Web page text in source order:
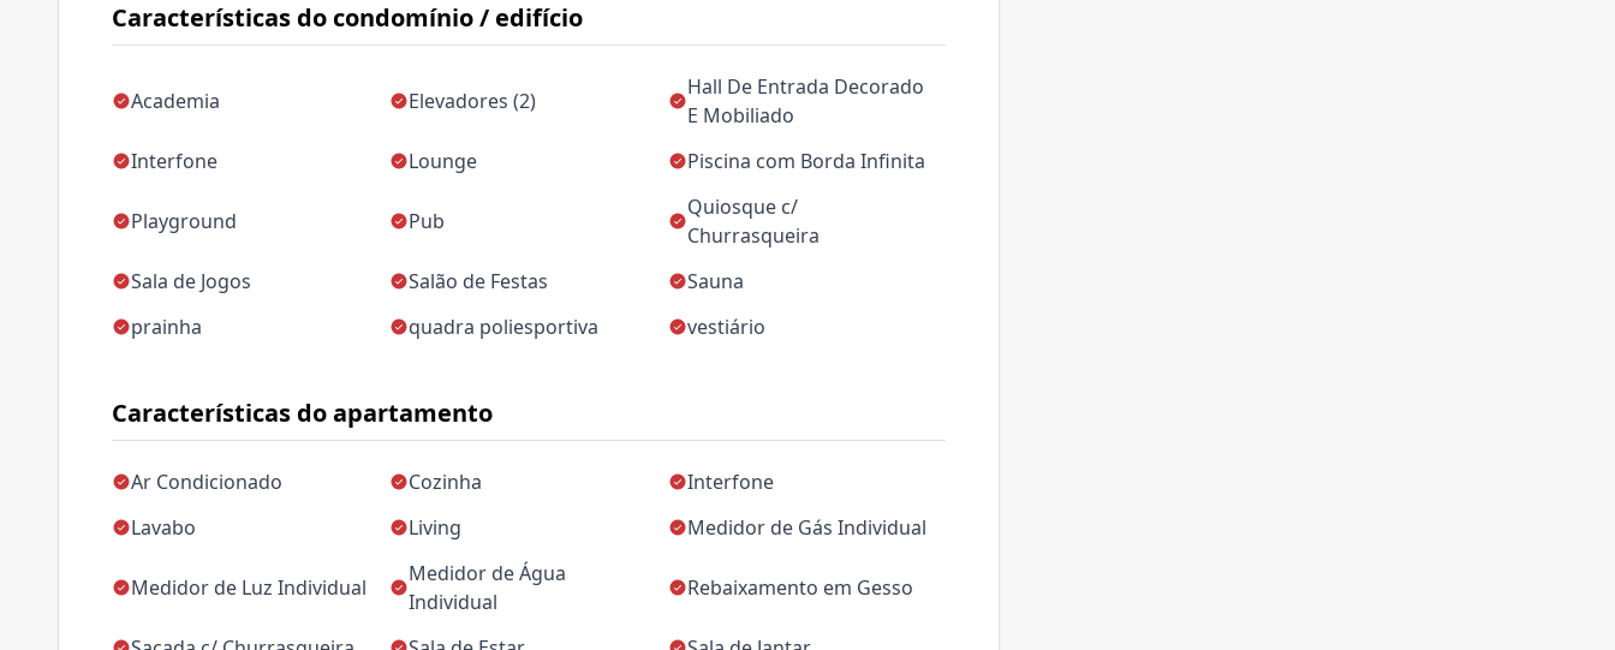
Características do condomínio / edifício
Academia Elevadores (2)
Hall De Entrada Decorado
E Mobiliado
Interfone
Lounge Piscina com Borda Infinita
Playground Pub
Quiosque c/
Churrasqueira
Sala de Jogos
Salão de Festas
Sauna
prainha
quadra poliesportiva vestiário
Características do apartamento
Ar Condicionado Cozinha
Interfone
Lavabo
Living Medidor de Gás Individual
Medidor de Luz Individual
Medidor de Água
Individual
Rebaixamento em Gesso